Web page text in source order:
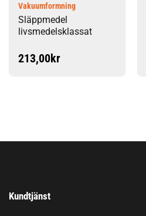
Vakuumformning
Släppmedel
livsmedelsklassat
213,00kr
Kundtjänst